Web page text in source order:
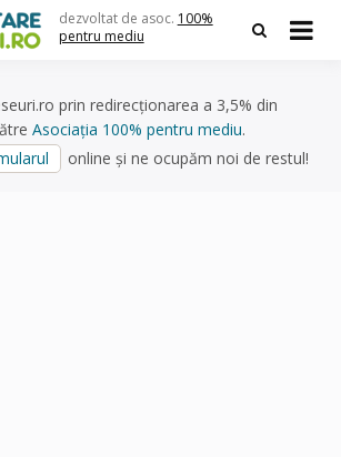
dezvoltat de asoc. 100%
pentru mediu
prin redirecționarea a 3,5% din
Asociația 100% pentru mediu.
online și ne ocupăm noi de restul!